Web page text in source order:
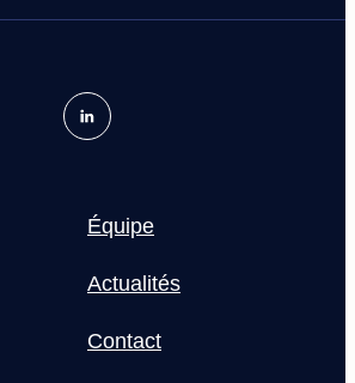
Équipe
Actualités
Contact